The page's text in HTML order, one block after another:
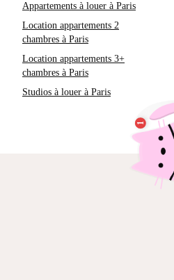
Appartements à louer à Paris
Location appartements 2
chambres à Paris
Location appartements 3+
chambres à Paris
Studios à louer à Paris